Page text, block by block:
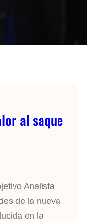
al saque
Analista
de la nueva
en la